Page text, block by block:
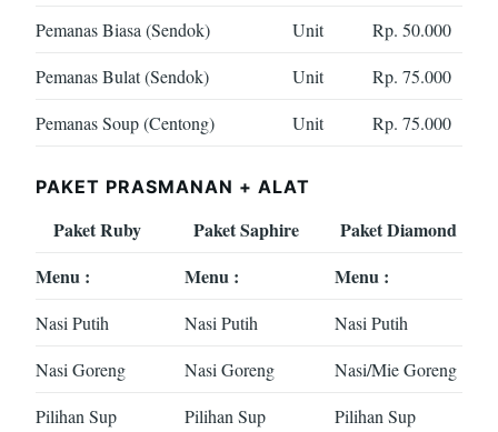
Pemanas Biasa (Sendok)
Unit
Rp. 50.000
Pemanas Bulat (Sendok)
Unit
Rp. 75.000
Pemanas Soup (Centong)
Unit Rp. 75.000
PAKET PRASMANAN + ALAT
Paket Ruby Paket Saphire
Paket Diamond
Menu :
Menu : Menu :
Nasi Putih Nasi Putih
Nasi Putih
Nasi Goreng
Nasi Goreng
Nasi/Mie Goreng
Pilihan Sup
Pilihan Sup
Pilihan Sup